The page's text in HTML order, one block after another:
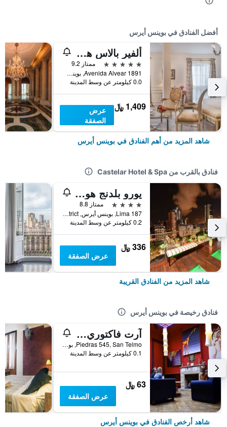
أفضل الفنادق في بوينس أيرس
ألفير بالاس هوتل
5 نجوم
ممتاز 9.2
Avenida Alvear 1891, بوينس أيرس, Capital Federal District, الأرجنتين
0.0 كيلومتر عن وسط المدينة
1,409 ﷼
عرض
الصفقة
شاهد المزيد من أهم الفنادق في بوينس أيرس
فنادق بالقرب من Castelar Hotel & Spa
يورو بلدنج هوتل بوتيك بوينس آيريس
4 نجوم
ممتاز 8.8
Lima 187, بوينس أيرس, Capital Federal District, الأرجنتين
0.2 كيلومتر عن وسط المدينة
336 ﷼
عرض الصفقة
شاهد المزيد من الفنادق القريبة
فنادق رخيصة في بوينس أيرس
آرت فاكتوري سان تيلمو
Piedras 545, San Telmo, بوينس أيرس, Capital Federal District, الأرجنتين
0.1 كيلومتر عن وسط المدينة
63 ﷼
عرض الصفقة
شاهد أرخص الفنادق في بوينس أيرس